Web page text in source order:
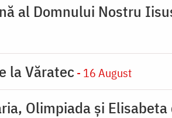
al Domnului Nostru
la Văratec - 16 August
Olimpiada și